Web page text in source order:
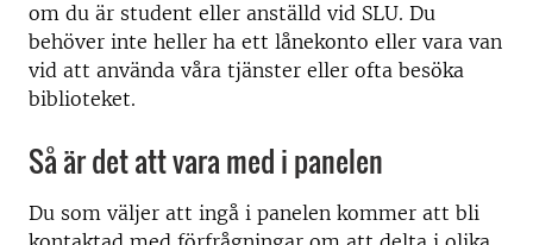
om du är student eller anställd vid SLU. Du
behöver inte heller ha ett lånekonto eller vara van
vid att använda våra tjänster eller ofta besöka
biblioteket.
Så är det att vara med i panelen
Du som väljer att ingå i panelen kommer att bli